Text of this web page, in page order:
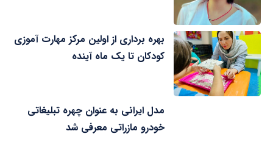
بهره برداری از اولین مرکز مهارت آموزی
کودکان تا یک ماه آینده
مدل ایرانی به عنوان چهره تبلیغاتی
خودرو مازراتی معرفی شد